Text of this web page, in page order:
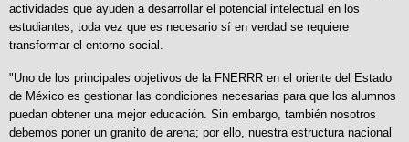
actividades que ayuden a desarrollar el potencial intelectual en los
estudiantes, toda vez que es necesario sí en verdad se requiere
transformar el entorno social.
"Uno de los principales objetivos de la FNERRR en el oriente del Estado
de México es gestionar las condiciones necesarias para que los alumnos
puedan obtener una mejor educación. Sin embargo, también nosotros
debemos poner un granito de arena; por ello, nuestra estructura nacional